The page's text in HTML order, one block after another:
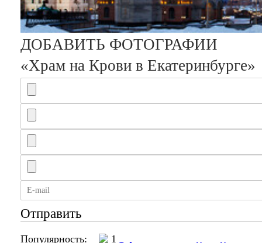
ДОБАВИТЬ ФОТОГРАФИИ
«Храм на Крови в Екатеринбурге»
Отправить
Популярность: 1